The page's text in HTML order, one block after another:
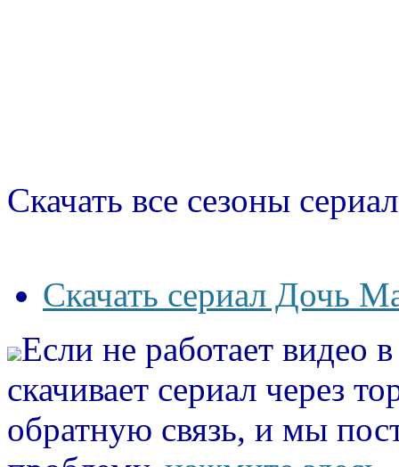
Скачать все сезоны
Скачать сериал Дочь
Если не работает видео
скачивает сериал через
обратную связь, и мы